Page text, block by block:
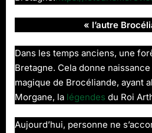
« l’autre
Dans les temps anciens, une
Bretagne. Cela donne naissance
magique de Brocéliande, ayant
Morgane, la légendes du Roi
Aujourd’hui, personne ne